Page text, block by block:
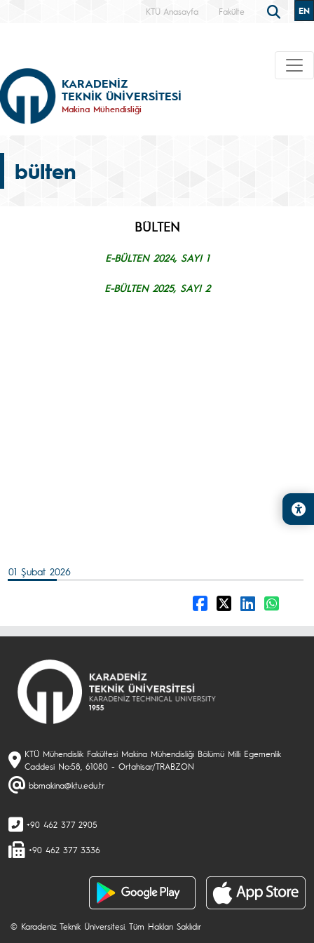
KTÜ Anasayfa Fakülte EN
KARADENİZ
TEKNİK ÜNİVERSİTESİ
Makina Mühendisliği
bülten
BÜLTEN
E-BÜLTEN 2024, SAYI 1
E-BÜLTEN 2025, SAYI 2
01 Şubat 2026
KTÜ Mühendislik Fakültesi Makina Mühendisliği Bölümü Milli Egemenlik
Caddesi No:58, 61080 - Ortahisar/TRABZON
bbmakina@ktu.edu.tr
+90 462 377 2905
+90 462 377 3336
© Karadeniz Teknik Üniversitesi. Tüm Hakları Saklıdır